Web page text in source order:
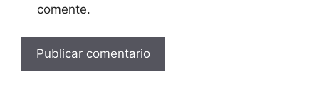
comente.